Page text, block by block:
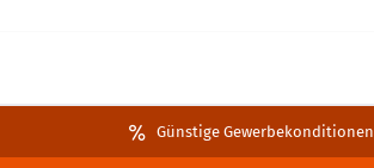
Günstige Gewerbekonditionen